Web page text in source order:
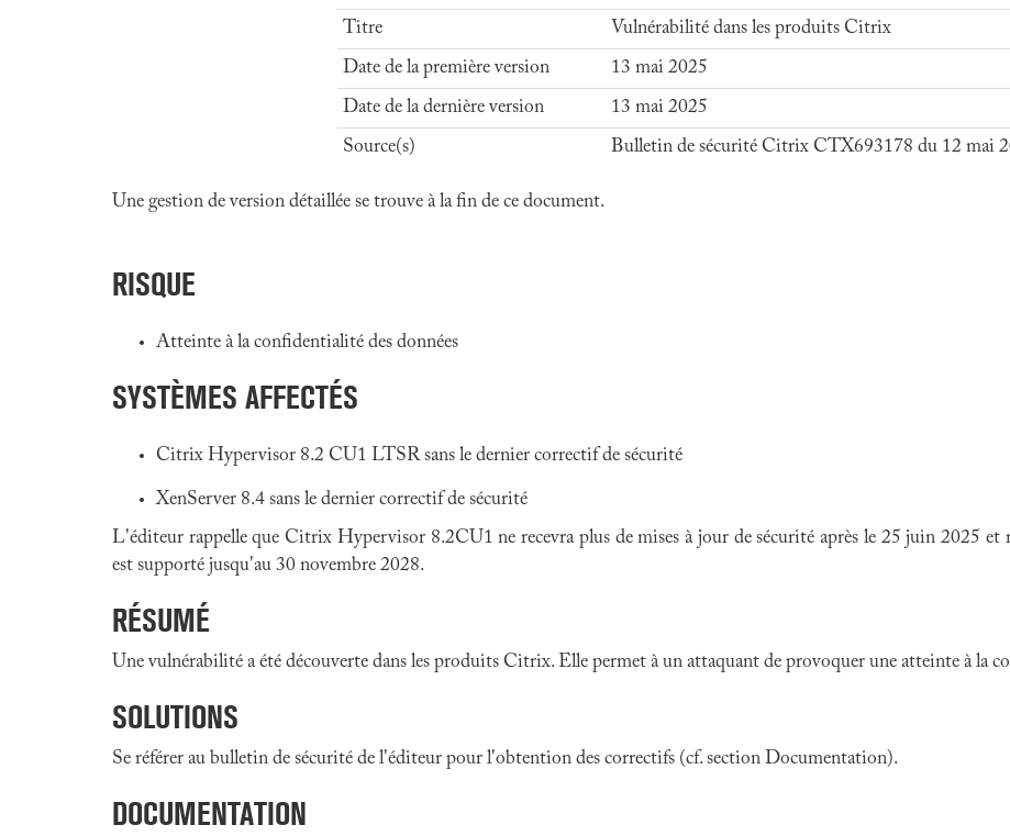
Titre
Vulnérabilité dans les produits Citrix
Date de la première version
13 mai 2025
Date de la dernière version
13 mai 2025
Source(s)
Bulletin de sécurité Citrix CTX693178 du 12 mai
Une gestion de version détaillée se trouve à la fin de ce document.
RISQUE
Atteinte à la confidentialité des données
SYSTÈMES AFFECTÉS
Citrix Hypervisor 8.2 CU1 LTSR sans le dernier correctif de sécurité
XenServer 8.4 sans le dernier correctif de sécurité
L'éditeur rappelle que Citrix Hypervisor 8.2CU1 ne recevra plus de mises à jour de sécurité après le 25 juin 2025 et
est supporté jusqu'au 30 novembre 2028.
RÉSUMÉ
Une vulnérabilité a été découverte dans les produits Citrix. Elle permet à un attaquant de provoquer une atteinte à la
SOLUTIONS
Se référer au bulletin de sécurité de l'éditeur pour l'obtention des correctifs (cf. section Documentation).
DOCUMENTATION